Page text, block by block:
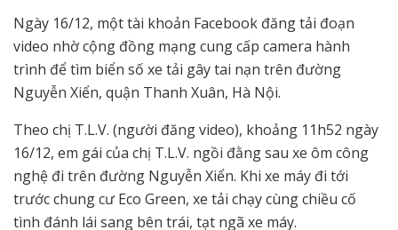
Ngày 16/12, một tài khoản Facebook đăng tải đoạn
video nhờ cộng đồng mạng cung cấp camera hành
trình để tìm biển số xe tải gây tai nạn trên đường
Nguyễn Xiển, quận Thanh Xuân, Hà Nội.
Theo chị T.L.V. (người đăng video), khoảng 11h52 ngày
16/12, em gái của chị T.L.V. ngồi đằng sau xe ôm công
nghệ đi trên đường Nguyễn Xiển. Khi xe máy đi tới
trước chung cư Eco Green, xe tải chạy cùng chiều cố
tình đánh lái sang bên trái, tạt ngã xe máy.